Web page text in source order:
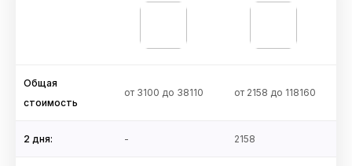
Общая
стоимость
от 3100 до 38110 от 2158 до 118160
2 дня: - 2158